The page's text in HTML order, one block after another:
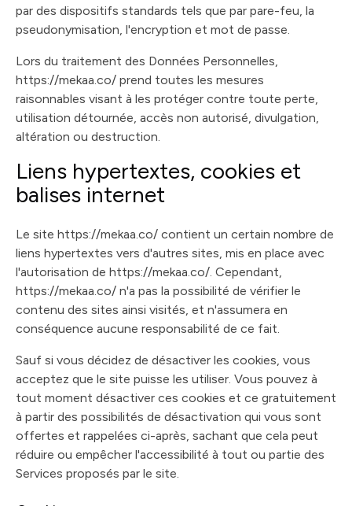
par des dispositifs standards tels que par pare-feu, la
pseudonymisation, l'encryption et mot de passe.
Lors du traitement des Données Personnelles,
https://mekaa.co/ prend toutes les mesures
raisonnables visant à les protéger contre toute perte,
utilisation détournée, accès non autorisé, divulgation,
altération ou destruction.
Liens hypertextes, cookies et
balises internet
Le site https://mekaa.co/ contient un certain nombre de
liens hypertextes vers d'autres sites, mis en place avec
l'autorisation de https://mekaa.co/. Cependant,
https://mekaa.co/ n'a pas la possibilité de vérifier le
contenu des sites ainsi visités, et n'assumera en
conséquence aucune responsabilité de ce fait.
Sauf si vous décidez de désactiver les cookies, vous
acceptez que le site puisse les utiliser. Vous pouvez à
tout moment désactiver ces cookies et ce gratuitement
à partir des possibilités de désactivation qui vous sont
offertes et rappelées ci-après, sachant que cela peut
réduire ou empêcher l'accessibilité à tout ou partie des
Services proposés par le site.